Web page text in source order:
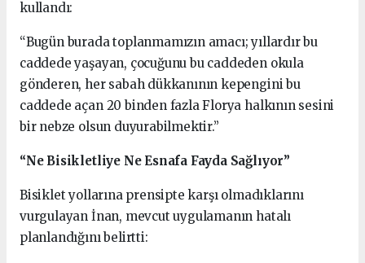
kullandı:
“Bugün burada toplanmamızın amacı; yıllardır bu
caddede yaşayan, çocuğunu bu caddeden okula
gönderen, her sabah dükkanının kepengini bu
caddede açan 20 binden fazla Florya halkının sesini
bir nebze olsun duyurabilmektir.”
“Ne Bisikletliye Ne Esnafa Fayda Sağlıyor”
Bisiklet yollarına prensipte karşı olmadıklarını
vurgulayan İnan, mevcut uygulamanın hatalı
planlandığını belirtti: